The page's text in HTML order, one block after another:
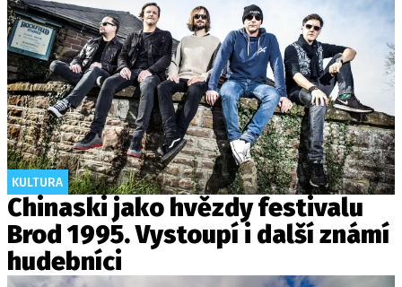
KULTURA
Chinaski jako hvězdy festivalu
Brod 1995. Vystoupí i další známí
hudebníci